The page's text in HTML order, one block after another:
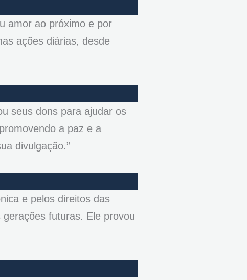
amor ao próximo e por
ações diárias, desde
seus dons para ajudar os
a paz e a
divulgação.”
e pelos direitos das
futuras. Ele provou